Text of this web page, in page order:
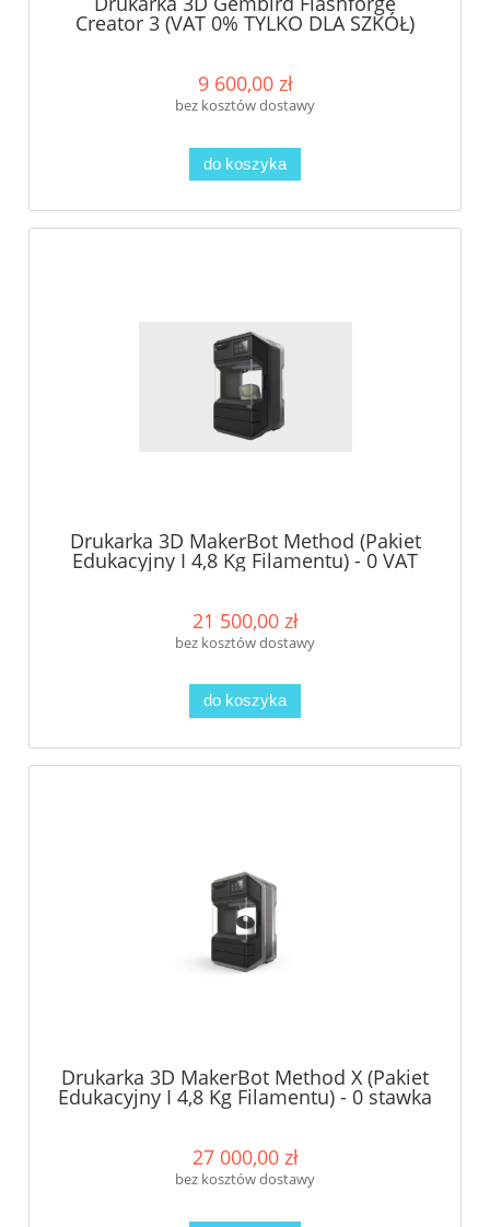
Creator 3 (VAT 0% TYLKO DLA SZKÓŁ)
9 600,00 zł
bez kosztów dostawy
do koszyka
Drukarka 3D MakerBot Method (Pakiet
Edukacyjny I 4,8 Kg Filamentu) - 0 VAT
dla szkół!
21 500,00 zł
bez kosztów dostawy
do koszyka
Drukarka 3D MakerBot Method X (Pakiet
Edukacyjny I 4,8 Kg Filamentu) - 0 stawka
VAT dla szkół!
27 000,00 zł
bez kosztów dostawy